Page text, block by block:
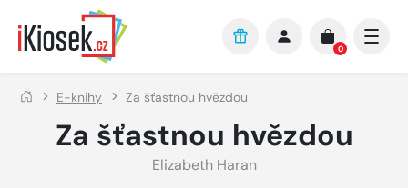
Přejít na hlavní obsah
0
E-knihy Za šťastnou hvězdou
Za šťastnou hvězdou
Elizabeth Haran